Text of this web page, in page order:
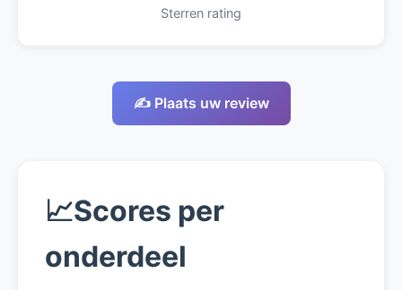
Sterren rating
✍️ Plaats uw review
📈Scores per
onderdeel